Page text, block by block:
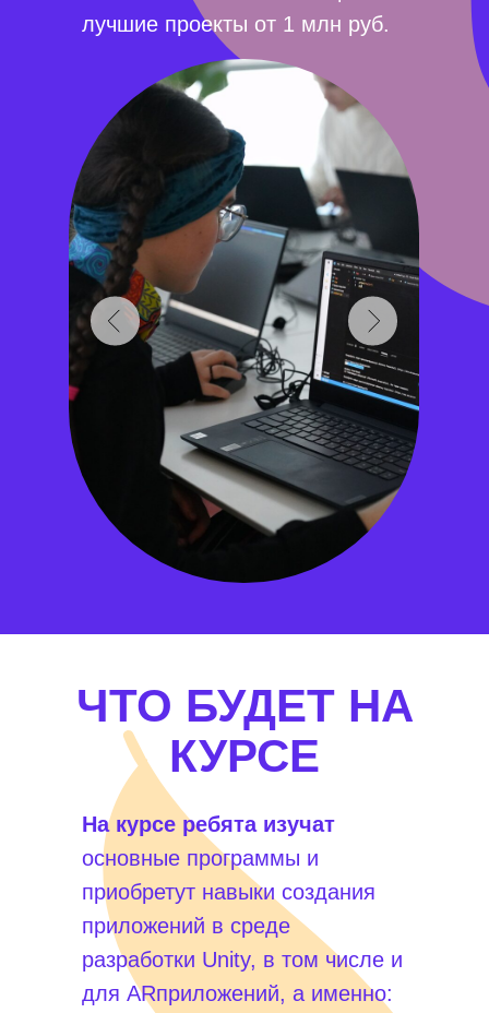
лучшие проекты от 1 млн руб.
ЧТО БУДЕТ НА
КУРСЕ
На курсе ребята изучат
основные программы и
приобретут навыки создания
приложений в среде
разработки Unity, в том числе и
для ARприложений, а именно: